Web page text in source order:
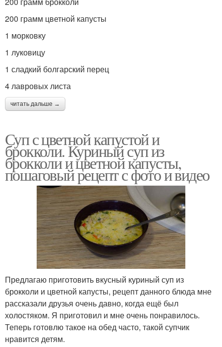
200 грамм цветной капусты
1 морковку
1 луковицу
1 сладкий болгарский перец
4 лавровых листа
читать дальше →
Суп с цветной капустой и
брокколи. Куриный суп из
брокколи и цветной капусты,
пошаговый рецепт с фото и видео
Предлагаю приготовить вкусный куриный суп из
брокколи и цветной капусты, рецепт данного блюда мне
рассказали друзья очень давно, когда ещё был
холостяком. Я приготовил и мне очень понравилось.
Теперь готовлю такое на обед часто, такой супчик
нравится детям.